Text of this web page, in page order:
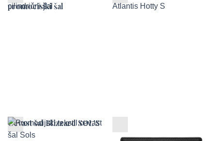
promocisjki šal
Cevast šal Blizzard SOL'S
nosilec kartic